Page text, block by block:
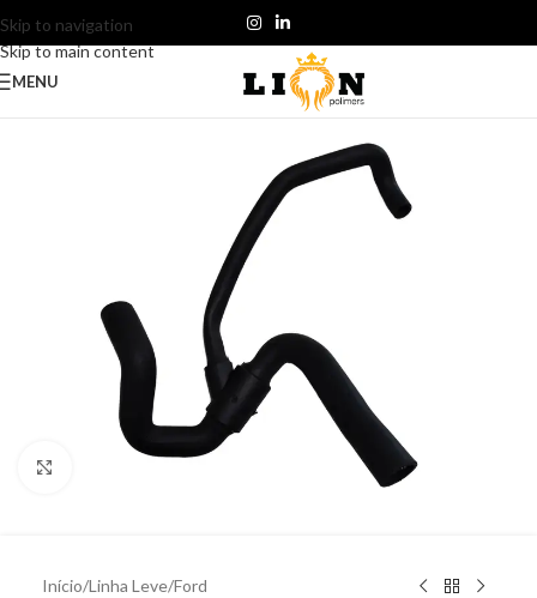
Skip to navigation
Skip to main content
MENU
Início/Linha Leve/Ford